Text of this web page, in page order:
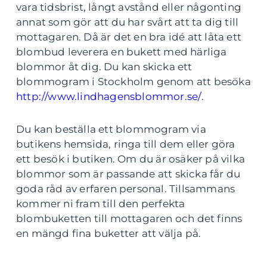
vara tidsbrist, långt avstånd eller någonting
annat som gör att du har svårt att ta dig till
mottagaren. Då är det en bra idé att låta ett
blombud leverera en bukett med härliga
blommor åt dig. Du kan skicka ett
blommogram i Stockholm genom att besöka
http://www.lindhagensblommor.se/.
Du kan beställa ett blommogram via
butikens hemsida, ringa till dem eller göra
ett besök i butiken. Om du är osäker på vilka
blommor som är passande att skicka får du
goda råd av erfaren personal. Tillsammans
kommer ni fram till den perfekta
blombuketten till mottagaren och det finns
en mängd fina buketter att välja på.